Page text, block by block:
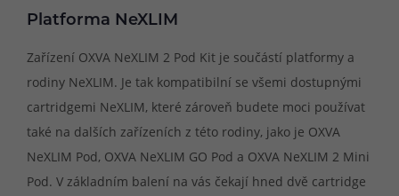
Platforma NeXLIM
Zařízení OXVA NeXLIM 2 Pod Kit je součástí platformy a
rodiny NeXLIM. Je tak kompatibilní se všemi dostupnými
cartridgemi NeXLIM, které zároveň budete moci používat
také na dalších zařízeních z této rodiny, jako je OXVA
NeXLIM Pod, OXVA NeXLIM GO Pod a OXVA NeXLIM 2 Mini
Pod. V základním balení na vás čekají hned dvě cartridge